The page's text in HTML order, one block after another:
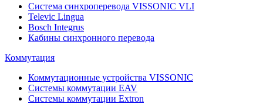
Система синхроперевода VISSONIC VLI
Televic Lingua
Bosch Integrus
Кабины синхронного перевода
Коммутация
Коммутационные устройства VISSONIC
Системы коммутации EAV
Системы коммутации Extron